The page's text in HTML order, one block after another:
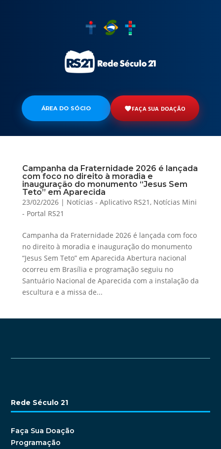
ÁREA DO SÓCIO FAÇA SUA DOAÇÃO
Campanha da Fraternidade 2026 é lançada
com foco no direito à moradia e
inauguração do monumento “Jesus Sem
Teto” em Aparecida
23/02/2026| Notícias - Aplicativo RS21, Notícias Mini
- Portal RS21
Campanha da Fraternidade 2026 é lançada com foco
no direito à moradia e inauguração do monumento
“Jesus Sem Teto” em Aparecida Abertura nacional
ocorreu em Brasília e programação seguiu no
Santuário Nacional de Aparecida com a instalação da
escultura e a missa de...
Rede Século 21
Faça Sua Doação
Programação